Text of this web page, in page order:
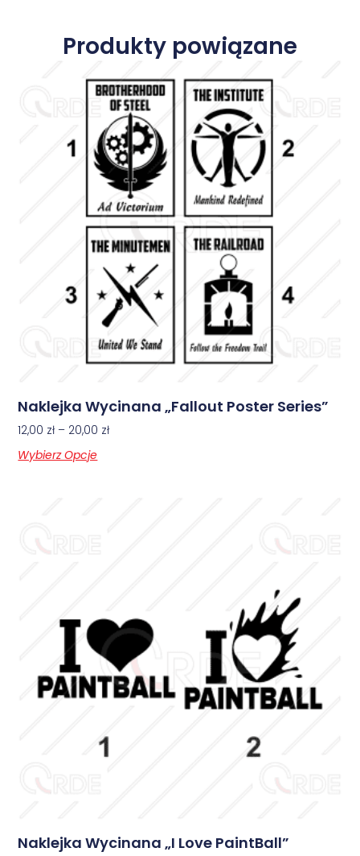
Produkty powiązane
Naklejka Wycinana „Fallout Poster Series”
12,00 zł – 20,00 zł
Wybierz Opcje
Naklejka Wycinana „I Love PaintBall”